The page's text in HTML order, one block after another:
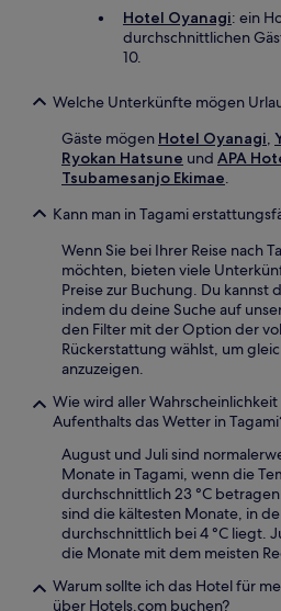
Hotel Oyanagi: ein
durchschnittlichen
10.
Welche Unterkünfte mögen
Gäste mögen Hotel Oyanagi,
Ryokan Hatsune und APA
Tsubamesanjo Ekimae.
Kann man in Tagami
Wenn Sie bei Ihrer Reise nach
möchten, bieten viele
Preise zur Buchung. Du
indem du deine Suche auf
den Filter mit der Option der
Rückerstattung wählst, um
anzuzeigen.
Wie wird aller
Aufenthalts das Wetter in
August und Juli sind
Monate in Tagami, wenn die
durchschnittlich 23 °C
sind die kältesten Monate, in
durchschnittlich bei 4 °C liegt.
die Monate mit dem meisten
Warum sollte ich das Hotel für
über Hotels.com buchen?